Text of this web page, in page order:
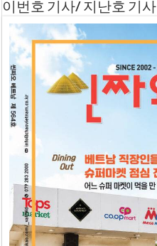
이번호 기사/ 지난호 기사